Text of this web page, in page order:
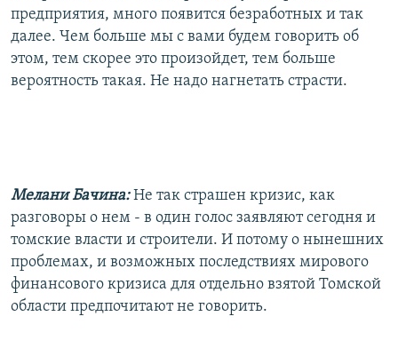
предприятия, много появится безработных и так
далее. Чем больше мы с вами будем говорить об
этом, тем скорее это произойдет, тем больше
вероятность такая. Не надо нагнетать страсти.
Мелани Бачина:Не так страшен кризис, как
разговоры о нем - в один голос заявляют сегодня и
томские власти и строители. И потому о нынешних
проблемах, и возможных последствиях мирового
финансового кризиса для отдельно взятой Томской
области предпочитают не говорить.